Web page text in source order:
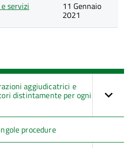
servizi 11 Gennaio
2021
aggiudicatrici e
distintamente per ogni
procedure